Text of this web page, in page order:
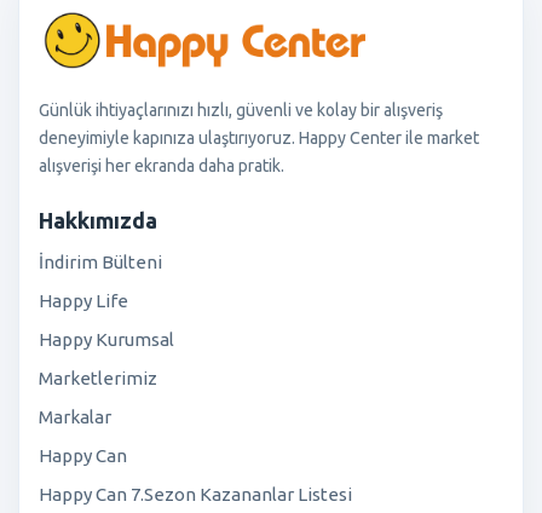
Günlük ihtiyaçlarınızı hızlı, güvenli ve kolay bir alışveriş
deneyimiyle kapınıza ulaştırıyoruz. Happy Center ile market
alışverişi her ekranda daha pratik.
Hakkımızda
İndirim Bülteni
Happy Life
Happy Kurumsal
Marketlerimiz
Markalar
Happy Can
Happy Can 7.Sezon Kazananlar Listesi